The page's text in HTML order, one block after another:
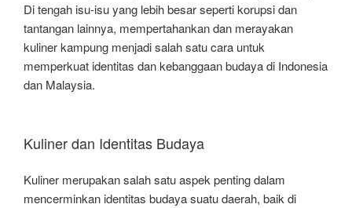
Di tengah isu-isu yang lebih besar seperti korupsi dan
tantangan lainnya, mempertahankan dan merayakan
kuliner kampung menjadi salah satu cara untuk
memperkuat identitas dan kebanggaan budaya di Indonesia
dan Malaysia.
Kuliner dan Identitas Budaya
Kuliner merupakan salah satu aspek penting dalam
mencerminkan identitas budaya suatu daerah, baik di